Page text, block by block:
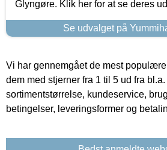
Glyngøre. Klik her for at se deres
Se udvalget på
Vi har gennemgået de mest
dem med stjerner fra 1 til 5 ud fra
sortimentstørrelse, kundeservice,
betingelser, leveringsformer og